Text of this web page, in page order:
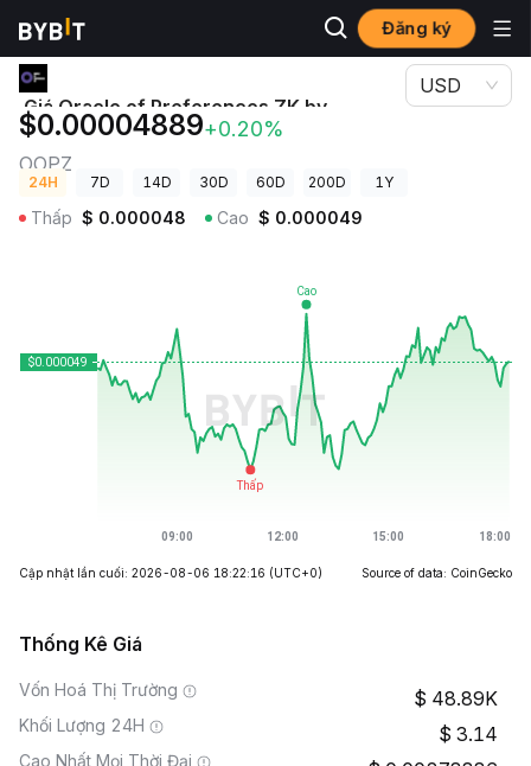
Đăng ký
Giá Tiền Điện Tử Giá Oracle of Preferences ZK by Virtuals OOPZ
Giá Oracle of Preferences ZK by
Virtuals
OOPZ
$0.00004889+0.20%
USD
24H 7D 14D 30D 60D 200D 1Y
Thấp $ 0.000048 Cao $ 0.000049
Cập nhật lần cuối: 2026-08-06 18:22:16 (UTC+0) Source of data: CoinGecko
Thống Kê Giá
Vốn Hoá Thị Trường 48.89K
Khối Lượng 24H 3.14
Cao Nhất Mọi Thời Đại